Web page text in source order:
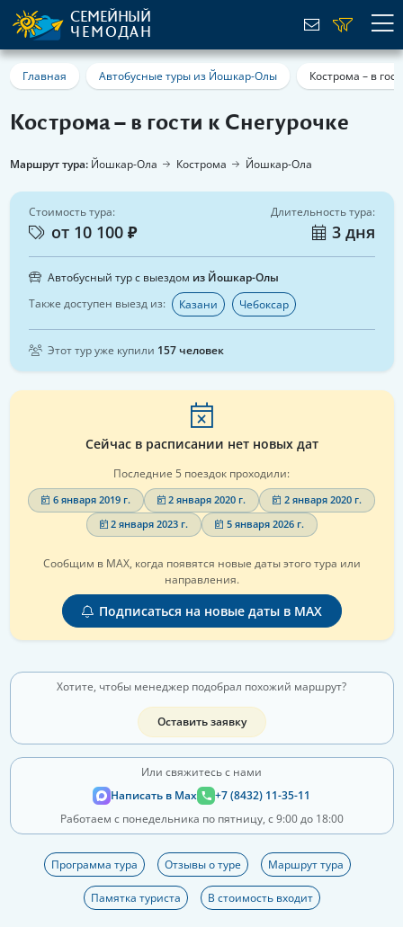
СЕМЕЙНЫЙ
ЧЕМОДАН
Главная Автобусные туры из Йошкар-Олы Кострома – в
Кострома – в гости к Снегурочке
Маршрут тура: Йошкар-Ола Кострома Йошкар-Ола
Сейчас в расписании нет новых дат
Последние 5 поездок проходили:
6 января 2019 г. 2 января 2020 г.
2 января 2020 г.
2 января 2023 г.
5 января 2026 г.
Сообщим в MAX, когда появятся новые даты этого тура или
направления.
Подписаться на новые даты в MAX
Хотите, чтобы менеджер подобрал похожий маршрут?
Оставить заявку
Или свяжитесь с нами
Написать в Max
+7 (8432) 11-35-11
Работаем с понедельника по пятницу, с 9:00 до 18:00
Программа тура Отзывы о туре Маршрут тура
Памятка туриста В стоимость входит
Стоимость тура:
от 10 100 ₽
Длительность тура:
3 дня
Автобусный тур с выездом из Йошкар-Олы
Также доступен выезд из:
Казани Чебоксар
Этот тур уже купили 157 человек